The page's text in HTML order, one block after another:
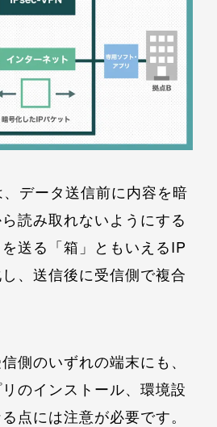
、データ送信前に内容を暗
読み取れないようにする
送る「箱」ともいえるIP
、送信後に受信側で複合
側のいずれの端末にも、
のインストール、環境設
点には注意が必要です。